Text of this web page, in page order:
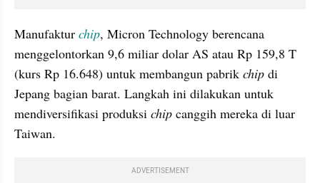
Manufaktur chip, Micron Technology berencana
menggelontorkan 9,6 miliar dolar AS atau Rp 159,8 T
(kurs Rp 16.648) untuk membangun pabrik chip di
Jepang bagian barat. Langkah ini dilakukan untuk
mendiversifikasi produksi chip canggih mereka di luar
Taiwan.
ADVERTISEMENT